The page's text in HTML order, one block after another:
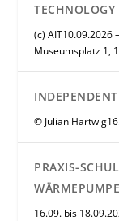
(c) AIT10.09.2026
Museumsplatz 1,
© Julian
PRAXIS-
16.09. bis